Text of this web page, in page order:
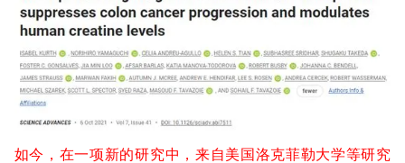
如今，在一项新的研究中，来自美国洛克菲勒大学等研究